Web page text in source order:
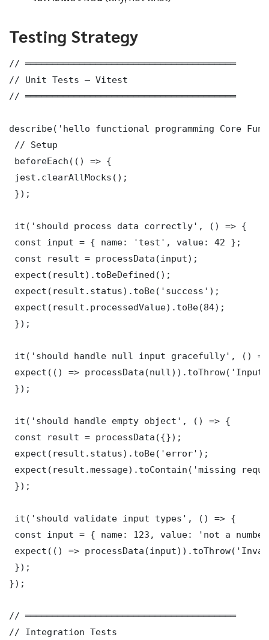
Testing Strategy
// ═══════════════════════════════════════
// Unit Tests — Vitest
// ═══════════════════════════════════════
describe('hello functional programming Core
// Setup
beforeEach(() => {
jest.clearAllMocks();
});
it('should process data correctly', () => {
const input = { name: 'test', value: 42 };
const result = processData(input);
expect(result).toBeDefined();
expect(result.status).toBe('success');
expect(result.processedValue).toBe(84);
});
it('should handle null input gracefully', ()
expect(() =>
});
it('should handle empty object', () => {
const result = processData({});
expect(result.status).toBe('error');
expect(result.message).toContain('missing
});
it('should validate input types', () => {
const input = { name: 123, value: 'not a
expect(() =>
});
});
// ═══════════════════════════════════════
// Integration Tests